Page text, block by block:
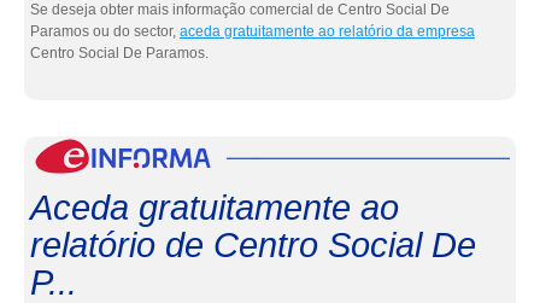
Se deseja obter mais informação comercial de Centro Social De
Paramos ou do sector, aceda gratuitamente ao relatório da empresa
Centro Social De Paramos.
Aceda gratuitamente ao
relatório de Centro Social De
P...